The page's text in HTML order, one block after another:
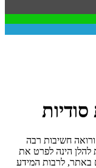
חשיבות רבה
להלן הינה לפרט את
לרבות המידע